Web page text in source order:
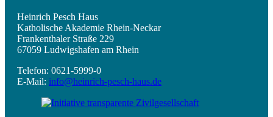
Heinrich Pesch Haus
Katholische Akademie Rhein-Neckar
Frankenthaler Straße 229
67059 Ludwigshafen am Rhein
Telefon: 0621-5999-0
E-Mail: info@heinrich-pesch-haus.de